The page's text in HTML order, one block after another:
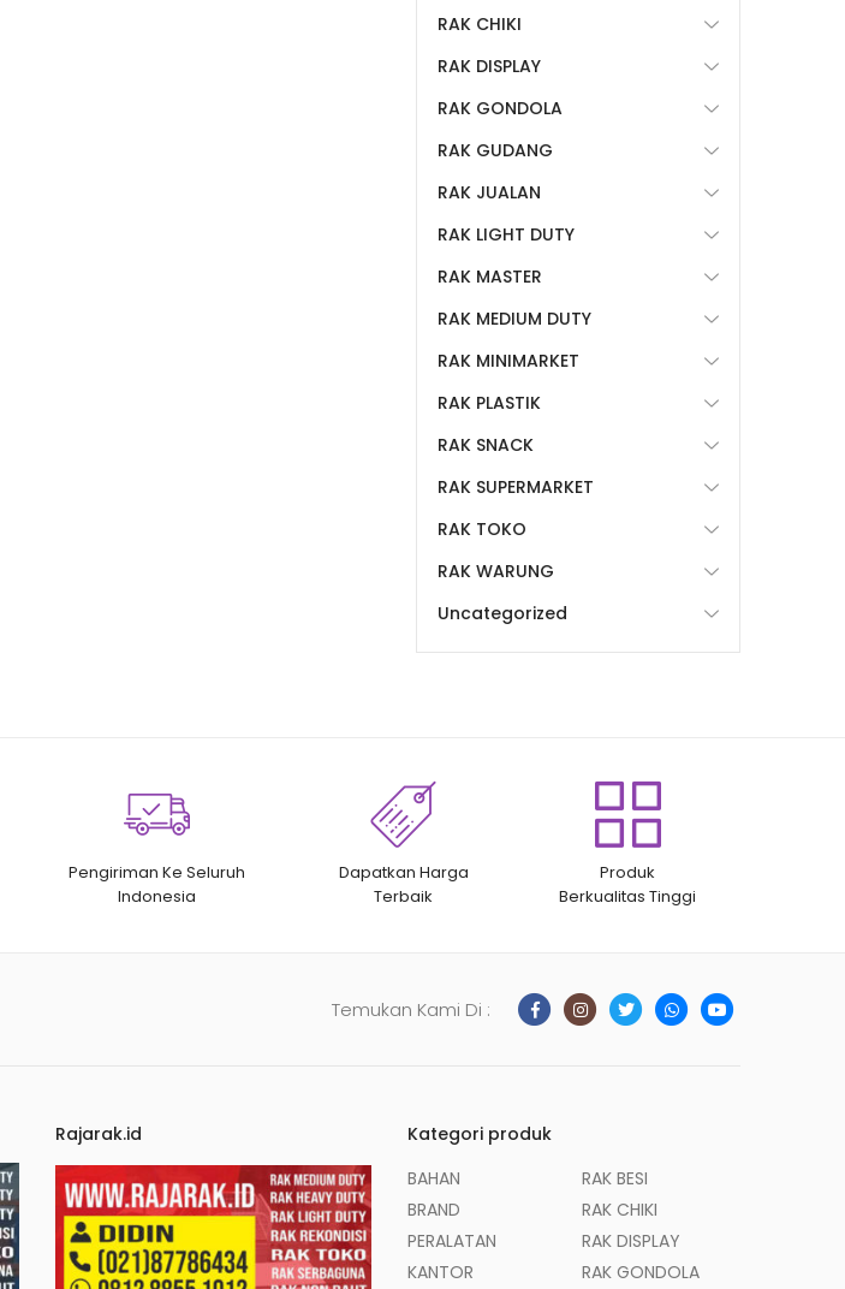
RAK CHIKI
RAK DISPLAY
RAK GONDOLA
RAK GUDANG
RAK JUALAN
RAK LIGHT DUTY
RAK MASTER
RAK MEDIUM DUTY
RAK MINIMARKET
RAK PLASTIK
RAK SNACK
RAK SUPERMARKET
RAK TOKO
RAK WARUNG
Uncategorized
Pengiriman Ke Seluruh
Indonesia
Dapatkan Harga
Terbaik
Produk
Berkualitas Tinggi
Temukan Kami Di :
Rajarak.id
Kategori produk
BAHAN
BRAND
PERALATAN
KANTOR
RAK BESI
RAK CHIKI
RAK DISPLAY
RAK GONDOLA